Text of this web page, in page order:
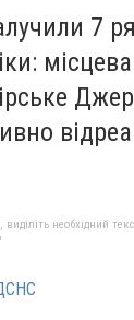
7
необхідний